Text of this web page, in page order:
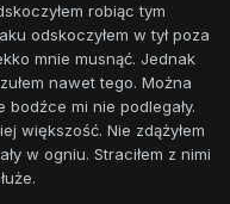
robiąc tym
odskoczyłem w tył poza
mnie musnąć. Jednak
nawet tego. Można
bodźce mi nie podlegały.
większość. Nie zdążyłem
w ogniu. Straciłem z nimi